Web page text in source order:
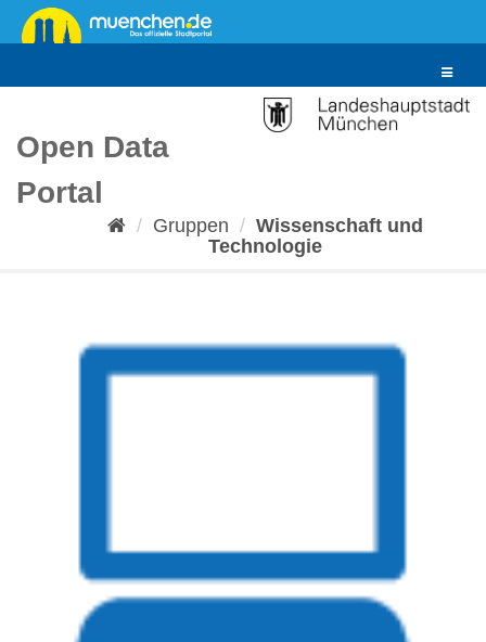
Überspringen
zum
Toggle
Open Data
Portal
Gruppen
Wissenschaft und
Technologie